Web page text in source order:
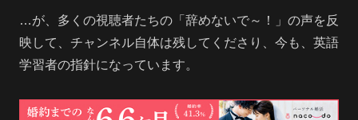
…が、多くの視聴者たちの「辞めないで～！」の声を反
映して、チャンネル自体は残してくださり、今も、英語
学習者の指針になっています。